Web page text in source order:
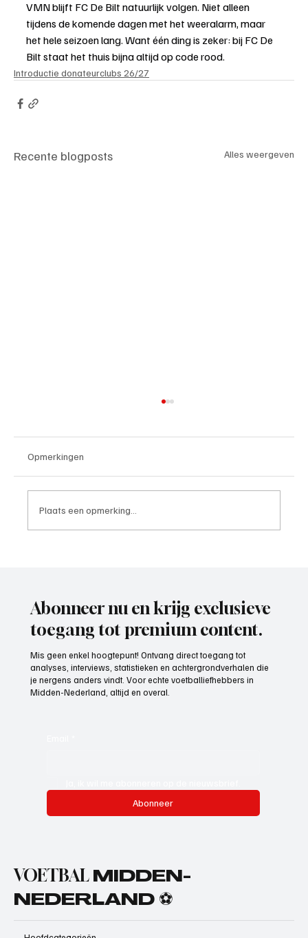
VMN blijft FC De Bilt natuurlijk volgen. Niet alleen
tijdens de komende dagen met het weeralarm, maar
het hele seizoen lang. Want één ding is zeker: bij FC De
Bilt staat het thuis bijna altijd op code rood.
Introductie donateurclubs 26/27
Recente blogposts Alles weergeven
Opmerkingen
Plaats een opmerking...
Abonneer nu en krijg exclusieve
toegang tot premium content.
Mis geen enkel hoogtepunt! Ontvang direct toegang tot
analyses, interviews, statistieken en achtergrondverhalen die
je nergens anders vindt. Voor echte voetballiefhebbers in
Midden-Nederland, altijd en overal.
Abonneer
VOETBAL MIDDEN-
NEDERLAND ⚽